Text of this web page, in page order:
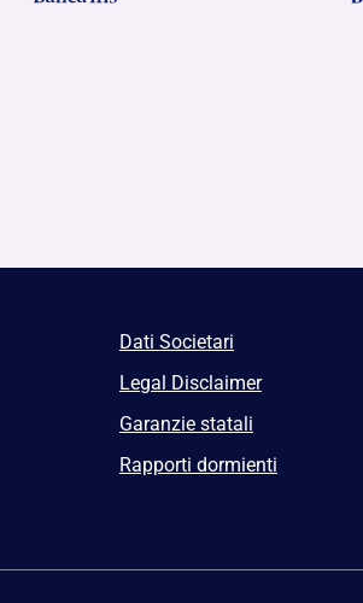
Dati Societari
Legal Disclaimer
Garanzie statali
Rapporti dormienti